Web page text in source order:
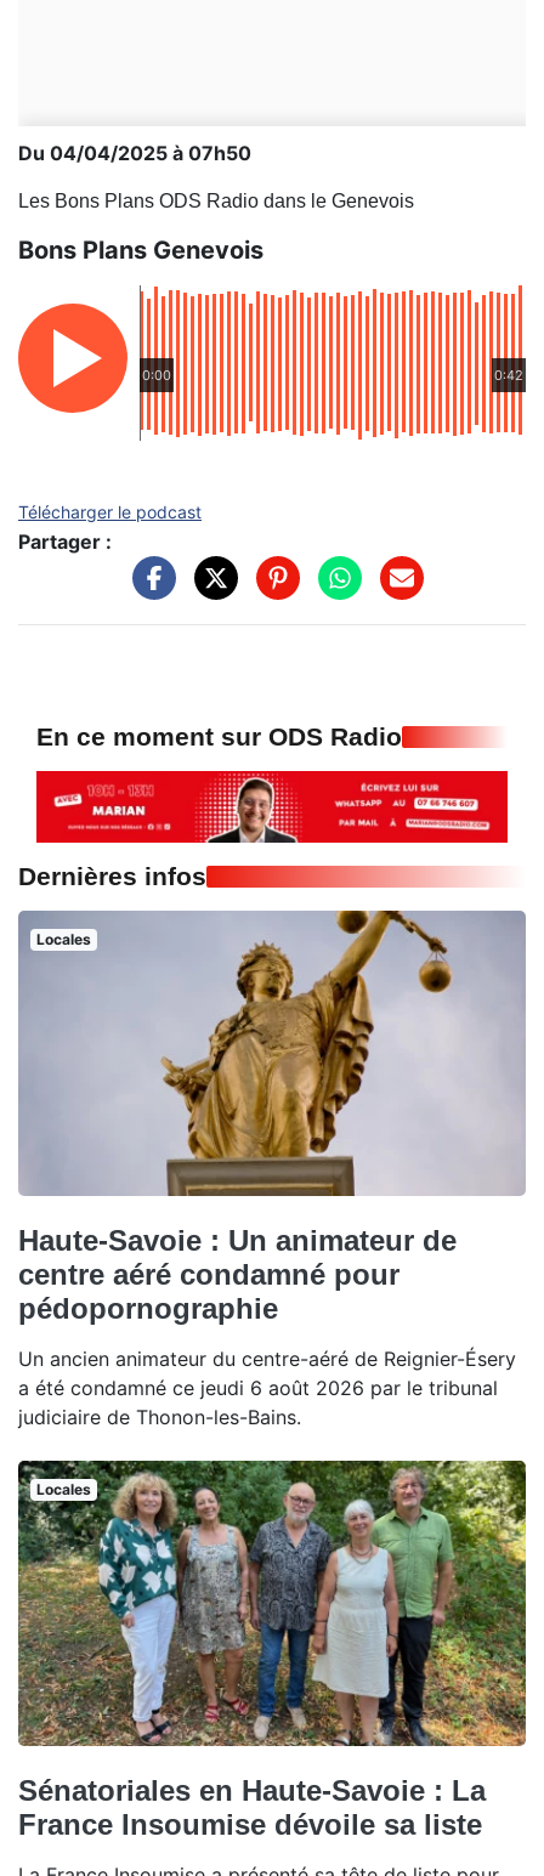
Du 04/04/2025 à 07h50
Les Bons Plans ODS Radio dans le Genevois
Bons Plans Genevois
0:00 0:42
Télécharger le podcast
Partager :
En ce moment sur ODS Radio
Dernières infos
Locales
Haute-Savoie : Un animateur de
centre aéré condamné pour
pédopornographie
Un ancien animateur du centre-aéré de Reignier-Ésery
a été condamné ce jeudi 6 août 2026 par le tribunal
judiciaire de Thonon-les-Bains.
Locales
Sénatoriales en Haute-Savoie : La
France Insoumise dévoile sa liste